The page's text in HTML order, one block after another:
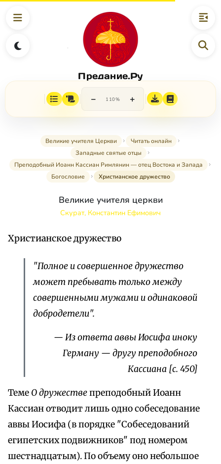
Предание.Ру
− 110% +
Великие учителя Церкви
Читать онлайн
Западные святые отцы
Преподобный Иоанн Кассиан Римлянин — отец Востока и Запада
Богословие
Христианское дружество
Великие учителя церкви
Скурат, Константин Ефимович
Христианское дружество
"Полное и совершенное дружество
может пребывать только между
совершенными мужами и одинаковой
добродетели".
— Из ответа аввы Иосифа иноку
Герману — другу преподобного
Кассиана [с. 450]
Теме О дружествепреподобный Иоанн
Кассиан отводит лишь одно собеседование
аввы Иосифа (в порядке "Собеседований
египетских подвижников" под номером
шестнадцатым). По объему оно небольшое